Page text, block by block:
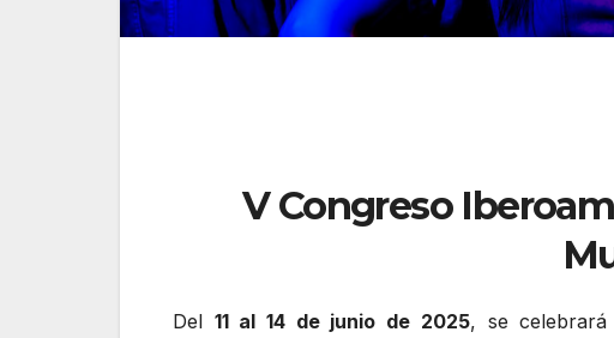
V Congreso
Del 11 al 14 de junio de 2025, se